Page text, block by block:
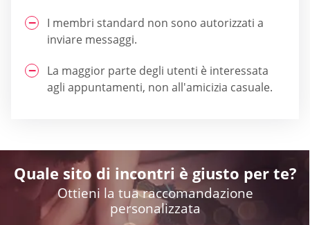
I membri standard non sono autorizzati a
inviare messaggi.
La maggior parte degli utenti è interessata
agli appuntamenti, non all'amicizia casuale.
Quale sito di incontri è giusto per te?
Ottieni la tua raccomandazione
personalizzata